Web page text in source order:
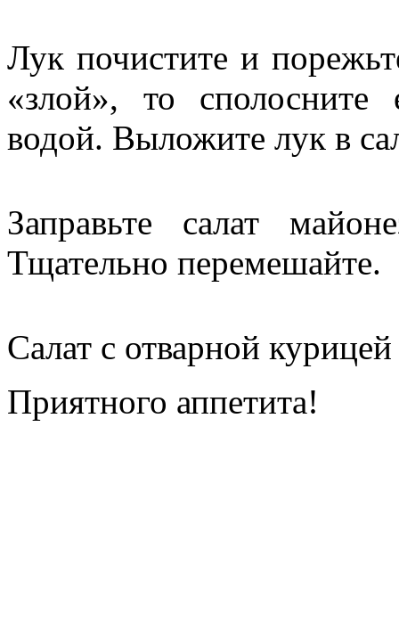
Лук почистите и
«злой», то
водой. Выложите лук в
Заправьте салат
Тщательно перемешайте.
Салат с отварной
Приятного аппетита!